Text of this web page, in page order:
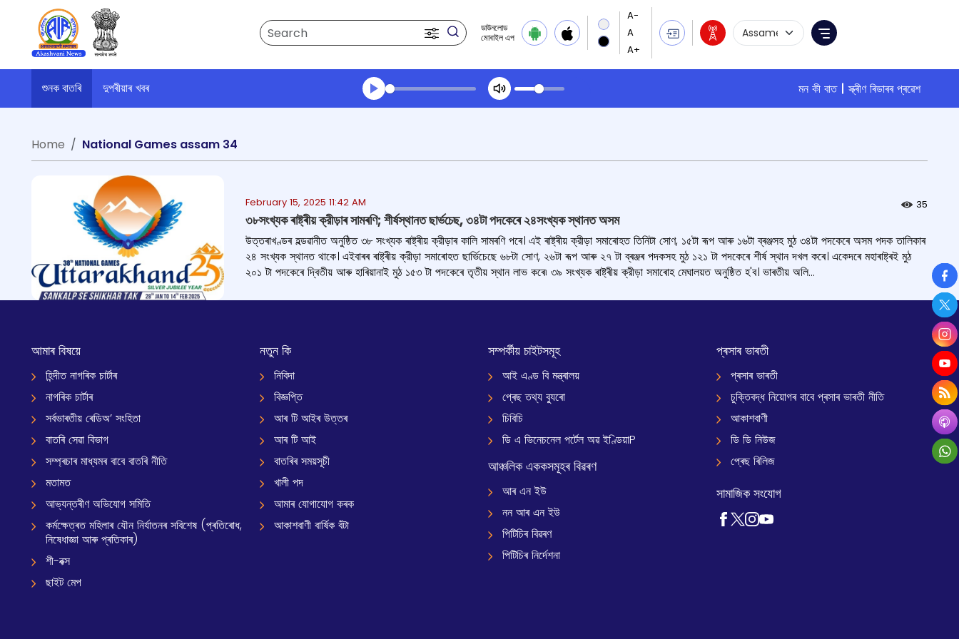
Search
ডাউনলোড
মোবাইল এপ
Language Selection
Menu
শুনক বাতৰি দুপৰীয়াৰ খবৰ মন কী বাত
স্ক্ৰীণ ৰিডাৰৰ প্ৰৱেশ
Transcript summary
Home
National Games assam 34
February 15, 2025 11:42 AM 35
৩৮সংখ্যক ৰাষ্ট্ৰীয় ক্রীড়াৰ সামৰণি; শীৰ্ষস্থানত ছাৰ্ভচেছ, ৩৪টা পদকেৰে ২৪সংখ্যক স্থানত অসম
উত্তৰাখণ্ডৰ হল্ডৱানীত অনুষ্ঠিত ৩৮ সংখ্যক ৰাষ্ট্ৰীয় ক্রীড়াৰ কালি সামৰণি পৰে। এই ৰাষ্ট্ৰীয় ক্রীড়া সমাৰোহত তিনিটা সোণ, ১৫টা ৰূপ আৰু ১৬টা ব্ৰঞ্জসহ মুঠ ৩৪টা পদকেৰে অসম পদক তালিকাৰ
২৪ সংখ্যক স্থানত থাকে। এইবাৰৰ ৰাষ্ট্ৰীয় ক্রীড়া সমাৰোহত ছাৰ্ভিচেছে ৬৮টা সোণ, ২৬টা ৰূপ আৰু ২৭ টা ব্ৰঞ্জৰ পদকসহ মুঠ ১২১ টা পদকেৰে শীৰ্ষ স্থান দখল কৰে। একেদৰে মহাৰাষ্ট্ৰই মুঠ
২০১ টা পদকেৰে দ্বিতীয় আৰু হাৰিয়ানাই মুঠ ১৫৩ টা পদকেৰে তৃতীয় স্থান লাভ কৰে৷ ৩৯ সংখ্যক ৰাষ্ট্ৰীয় ক্রীড়া সমাৰোহ মেঘালয়ত অনুষ্ঠিত হ'ব। ভাৰতীয় অলি...
আমাৰ বিষয়ে
হিন্দীত নাগৰিক চাৰ্টাৰ
নাগৰিক চাৰ্টাৰ
সৰ্বভাৰতীয় ৰেডিঅ’ সংহিতা
বাতৰি সেৱা বিভাগ
সম্প্ৰচাৰ মাধ্যমৰ বাবে বাতৰি নীতি
মতামত
আভ্যন্তৰীণ অভিযোগ সমিতি
কৰ্মক্ষেত্ৰত মহিলাৰ যৌন নিৰ্যাতনৰ সবিশেষ (প্ৰতিৰোধ,
নিষেধাজ্ঞা আৰু প্ৰতিকাৰ)
শী-বক্স
ছাইট মেপ
নতুন কি
নিবিদা
বিজ্ঞপ্তি
আৰ টি আইৰ উত্তৰ
আৰ টি আই
বাতৰিৰ সময়সূচী
খালী পদ
আমাৰ যোগাযোগ কৰক
আকাশবাণী বাৰ্ষিক বঁটা
সম্পৰ্কীয় চাইটসমূহ
আই এণ্ড বি মন্ত্ৰালয়
প্ৰেছ তথ্য ব্যুৰো
চিবিচি
ডি এ ভিনেচনেল পৰ্টেল অৱ ইণ্ডিয়াP
আঞ্চলিক এককসমূহৰ বিৱৰণ
আৰ এন ইউ
নন আৰ এন ইউ
পিটিচিৰ বিৱৰণ
পিটিচিৰ নিৰ্দেশনা
প্ৰসাৰ ভাৰতী
প্ৰসাৰ ভাৰতী
চুক্তিবদ্ধ নিয়োগৰ বাবে প্ৰসাৰ ভাৰতী নীতি
আকাশবাণী
ডি ডি নিউজ
প্ৰেছ ৰিলিজ
সামাজিক সংযোগ